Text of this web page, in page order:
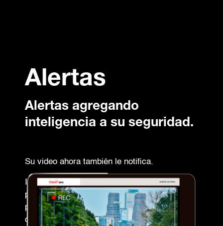
Alertas
Alertas agregando
inteligencia a su seguridad.
Su video ahora también le notifica.
Identifique comportamientos específicos y la
plataforma le notificará sobre la detección de
personas dentro del rango visual de sus
cámaras, realizando una captura y colocando